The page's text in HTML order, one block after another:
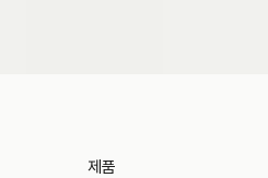
제품